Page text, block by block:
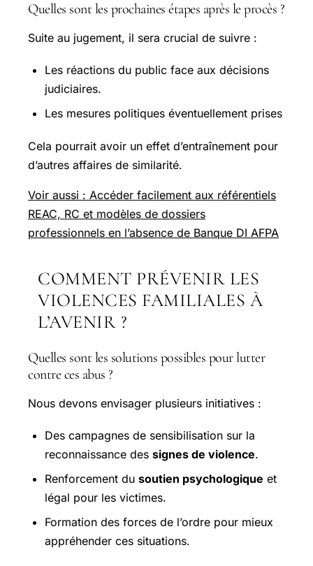
Quelles sont les prochaines étapes après le procès ?
Suite au jugement, il sera crucial de suivre :
Les réactions du public face aux décisions
judiciaires.
Les mesures politiques éventuellement prises
Cela pourrait avoir un effet d’entraînement pour
d’autres affaires de similarité.
Voir aussi : Accéder facilement aux référentiels
REAC, RC et modèles de dossiers
professionnels en l’absence de Banque DI AFPA
COMMENT PRÉVENIR LES
VIOLENCES FAMILIALES À
L’AVENIR ?
Quelles sont les solutions possibles pour lutter
contre ces abus ?
Nous devons envisager plusieurs initiatives :
Des campagnes de sensibilisation sur la
reconnaissance des signes de violence.
Renforcement du soutien psychologique et
légal pour les victimes.
Formation des forces de l’ordre pour mieux
appréhender ces situations.